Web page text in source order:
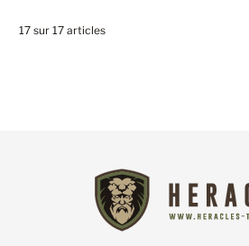
17 sur 17 articles